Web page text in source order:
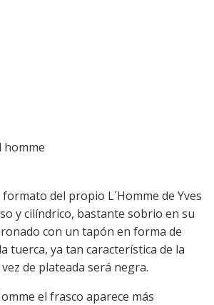
del propio L´Homme de Yves
y cilíndrico, bastante sobrio en su
con un tapón en forma de
tuerca, ya tan característica de la
de plateada será negra.
el frasco aparece más